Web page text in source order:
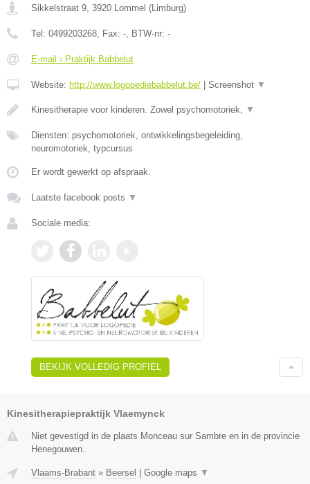
Sikkelstraat 9 3920 Lommel ( Limburg)
Tel: 0499203268 , Fax: - , BTW-nr: -
E-mail › Praktijk Babbelut
Website: http://www.logopediebabbelut.be/ Screenshot ▼
Kinesitherapie voor kinderen. Zowel psychomotoriek, ▼
Diensten: psychomotoriek, ontwikkelingsbegeleiding,
neuromotoriek, typcursus
Er wordt gewerkt op afspraak.
Laatste facebook posts ▼
Sociale media:
BEKIJK VOLLEDIG PROFIEL
Kinesitherapiepraktijk Vlaemynck
Niet gevestigd in de plaats Monceau sur Sambre en in de provincie
Henegouwen.
Vlaams-Brabant » Beersel Google maps ▼